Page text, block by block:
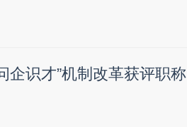
企识才”机制改革获评职称